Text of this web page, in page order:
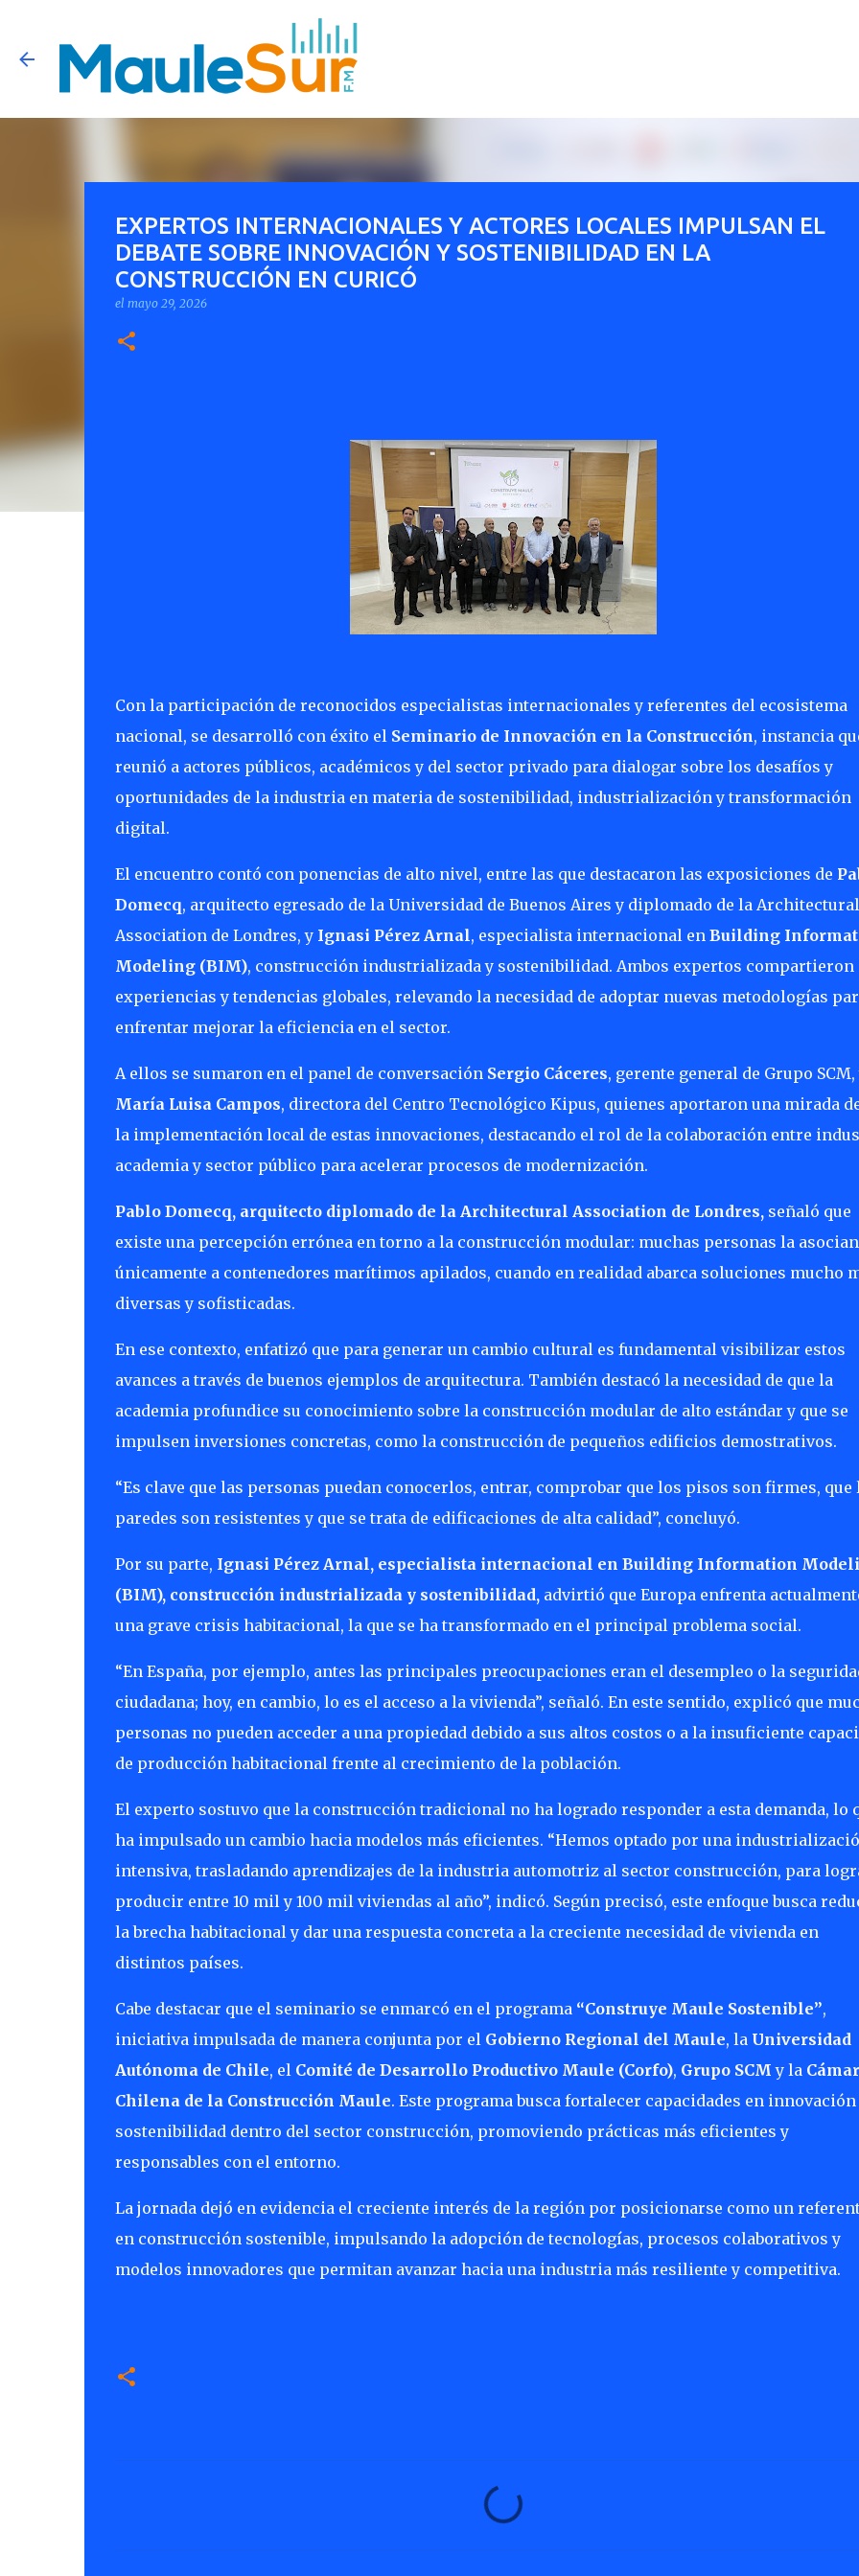
EXPERTOS INTERNACIONALES Y ACTORES LOCALES IMPULSAN EL
DEBATE SOBRE INNOVACIÓN Y SOSTENIBILIDAD EN LA
CONSTRUCCIÓN EN CURICÓ
el mayo 29, 2026
Con la participación de reconocidos especialistas internacionales y referentes del ecosistema
nacional, se desarrolló con éxito el Seminario de Innovación en la Construcción, instancia
reunió a actores públicos, académicos y del sector privado para dialogar sobre los desafíos y
oportunidades de la industria en materia de sostenibilidad, industrialización y transformación
digital.
El encuentro contó con ponencias de alto nivel, entre las que destacaron las exposiciones de
Domecq, arquitecto egresado de la Universidad de Buenos Aires y diplomado de la Architectural
Association de Londres, y Ignasi Pérez Arnal, especialista internacional en Building
Modeling (BIM), construcción industrializada y sostenibilidad. Ambos expertos compartieron
experiencias y tendencias globales, relevando la necesidad de adoptar nuevas metodologías
enfrentar mejorar la eficiencia en el sector.
A ellos se sumaron en el panel de conversación Sergio Cáceres, gerente general de Grupo SCM,
María Luisa Campos, directora del Centro Tecnológico Kipus, quienes aportaron una mirada
la implementación local de estas innovaciones, destacando el rol de la colaboración entre
academia y sector público para acelerar procesos de modernización.
Pablo Domecq, arquitecto diplomado de la Architectural Association de Londres,señaló que
existe una percepción errónea en torno a la construcción modular: muchas personas la asocian
únicamente a contenedores marítimos apilados, cuando en realidad abarca soluciones mucho
diversas y sofisticadas.
En ese contexto, enfatizó que para generar un cambio cultural es fundamental visibilizar estos
avances a través de buenos ejemplos de arquitectura. También destacó la necesidad de que la
academia profundice su conocimiento sobre la construcción modular de alto estándar y que se
impulsen inversiones concretas, como la construcción de pequeños edificios demostrativos.
“Es clave que las personas puedan conocerlos, entrar, comprobar que los pisos son firmes, que
paredes son resistentes y que se trata de edificaciones de alta calidad”, concluyó.
Por su parte, Ignasi Pérez Arnal, especialista internacional en Building Information
(BIM), construcción industrializada y sostenibilidad, advirtió que Europa enfrenta
una grave crisis habitacional, la que se ha transformado en el principal problema social.
“En España, por ejemplo, antes las principales preocupaciones eran el desempleo o la
ciudadana; hoy, en cambio, lo es el acceso a la vivienda”, señaló. En este sentido, explicó que
personas no pueden acceder a una propiedad debido a sus altos costos o a la insuficiente
de producción habitacional frente al crecimiento de la población.
El experto sostuvo que la construcción tradicional no ha logrado responder a esta demanda, lo
ha impulsado un cambio hacia modelos más eficientes. “Hemos optado por una
intensiva, trasladando aprendizajes de la industria automotriz al sector construcción, para
producir entre 10 mil y 100 mil viviendas al año”, indicó. Según precisó, este enfoque busca
la brecha habitacional y dar una respuesta concreta a la creciente necesidad de vivienda en
distintos países.
Cabe destacar que el seminario se enmarcó en el programa “Construye Maule Sostenible”,
iniciativa impulsada de manera conjunta por el Gobierno Regional del Maule, la Universidad
Autónoma de Chile, el Comité de Desarrollo Productivo Maule (Corfo), Grupo SCM y la
Chilena de la Construcción Maule. Este programa busca fortalecer capacidades en innovación
sostenibilidad dentro del sector construcción, promoviendo prácticas más eficientes y
responsables con el entorno.
La jornada dejó en evidencia el creciente interés de la región por posicionarse como un
en construcción sostenible, impulsando la adopción de tecnologías, procesos colaborativos y
modelos innovadores que permitan avanzar hacia una industria más resiliente y competitiva.